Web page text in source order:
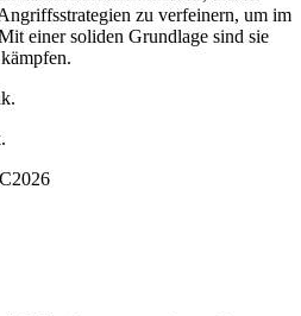
zu verfeinern, um im
einer soliden Grundlage sind sie
.